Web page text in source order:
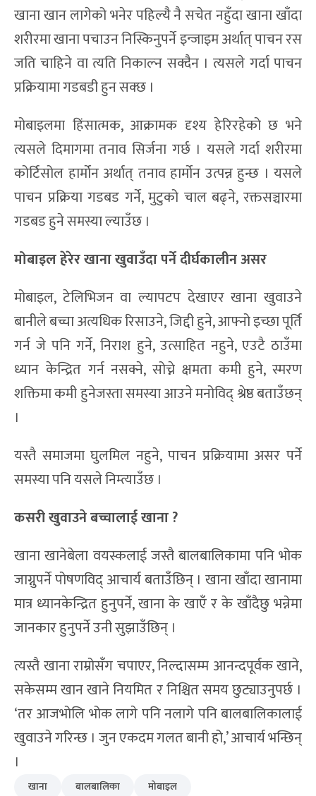
खाना खान लागेको भनेर पहिल्यै नै सचेत नहुँदा खाना खाँदा
शरीरमा खाना पचाउन निस्किनुपर्ने इन्जाइम अर्थात् पाचन रस
जति चाहिने वा त्यति निकाल्न सक्दैन । त्यसले गर्दा पाचन
प्रक्रियामा गडबडी हुन सक्छ ।
मोबाइलमा हिंसात्मक, आक्रामक दृश्य हेरिरहेको छ भने
त्यसले दिमागमा तनाव सिर्जना गर्छ । यसले गर्दा शरीरमा
कोर्टिसोल हार्मोन अर्थात् तनाव हार्मोन उत्पन्न हुन्छ । यसले
पाचन प्रक्रिया गडबड गर्ने, मुटुको चाल बढ्ने, रक्तसञ्चारमा
गडबड हुने समस्या ल्याउँछ ।
मोबाइल हेरेर खाना खुवाउँदा पर्ने दीर्घकालीन असर
मोबाइल, टेलिभिजन वा ल्यापटप देखाएर खाना खुवाउने
बानीले बच्चा अत्यधिक रिसाउने, जिद्दी हुने, आफ्नो इच्छा पूर्ति
गर्न जे पनि गर्ने, निराश हुने, उत्साहित नहुने, एउटै ठाउँमा
ध्यान केन्द्रित गर्न नसक्ने, सोच्ने क्षमता कमी हुने, स्मरण
शक्तिमा कमी हुनेजस्ता समस्या आउने मनोविद् श्रेष्ठ बताउँछन्
।
यस्तै समाजमा घुलमिल नहुने, पाचन प्रक्रियामा असर पर्ने
समस्या पनि यसले निम्त्याउँछ ।
कसरी खुवाउने बच्चालाई खाना?
खाना खानेबेला वयस्कलाई जस्तै बालबालिकामा पनि भोक
जाग्नुपर्ने पोषणविद् आचार्य बताउँछिन् । खाना खाँदा खानामा
मात्र ध्यानकेन्द्रित हुनुपर्ने, खाना के खाएँ र के खाँदैछु भन्नेमा
जानकार हुनुपर्ने उनी सुझाउँछिन् ।
त्यस्तै खाना राम्रोसँग चपाएर, निल्दासम्म आनन्दपूर्वक खाने,
सकेसम्म खान खाने नियमित र निश्चित समय छुट्याउनुपर्छ ।
‘तर आजभोलि भोक लागे पनि नलागे पनि बालबालिकालाई
खुवाउने गरिन्छ । जुन एकदम गलत बानी हो,’ आचार्य भन्छिन्
।
खाना बालबालिका मोबाइल